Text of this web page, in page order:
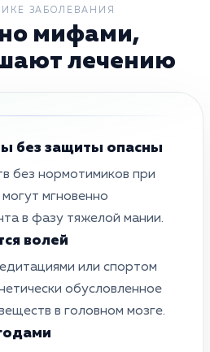
ЗАБОЛЕВАНИЯ
мифами,
лечению
без защиты опасны
без нормотимиков при
мгновенно
в фазу тяжелой мании.
волей
или спортом
обусловленное
в головном мозге.